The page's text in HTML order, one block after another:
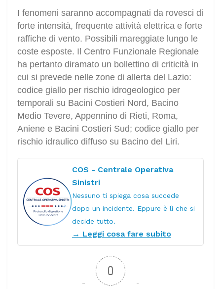
I fenomeni saranno accompagnati da rovesci di
forte intensità, frequente attività elettrica e forte
raffiche di vento. Possibili mareggiate lungo le
coste esposte. Il Centro Funzionale Regionale
ha pertanto diramato un bollettino di criticità in
cui si prevede nelle zone di allerta del Lazio:
codice giallo per rischio idrogeologico per
temporali su Bacini Costieri Nord, Bacino
Medio Tevere, Appennino di Rieti, Roma,
Aniene e Bacini Costieri Sud; codice giallo per
rischio idraulico diffuso su Bacino del Liri.
COS - Centrale Operativa
Sinistri
Nessuno ti spiega cosa succede
dopo un incidente. Eppure è lì che si
decide tutto.
→ Leggi cosa fare subito
0